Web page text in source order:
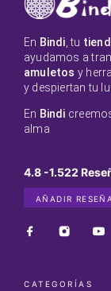
En Bindi , tu
ayudamos a
amuletos y
y despiertan tu
En Bindi
alma
4.8 -1.522
AÑADIR RESEÑA
CATEGORÍAS